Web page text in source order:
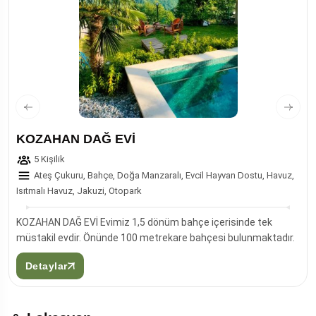
KOZAHAN DAĞ EVİ
5 Kişilik
Ateş Çukuru, Bahçe, Doğa Manzaralı, Evcil Hayvan Dostu, Havuz,
Isıtmalı Havuz, Jakuzi, Otopark
KOZAHAN DAĞ EVİ Evimiz 1,5 dönüm bahçe içerisinde tek
müstakil evdir. Önünde 100 metrekare bahçesi bulunmaktadır.
Detaylar